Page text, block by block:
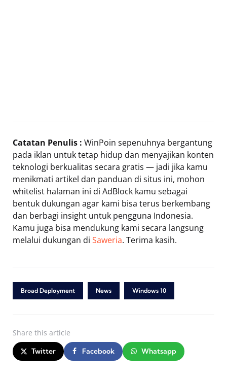
Catatan Penulis : WinPoin sepenuhnya bergantung
pada iklan untuk tetap hidup dan menyajikan konten
teknologi berkualitas secara gratis — jadi jika kamu
menikmati artikel dan panduan di situs ini, mohon
whitelist halaman ini di AdBlock kamu sebagai
bentuk dukungan agar kami bisa terus berkembang
dan berbagi insight untuk pengguna Indonesia.
Kamu juga bisa mendukung kami secara langsung
melalui dukungan di Saweria. Terima kasih.
Broad Deployment News Windows 10
Share this article
Twitter Facebook Whatsapp